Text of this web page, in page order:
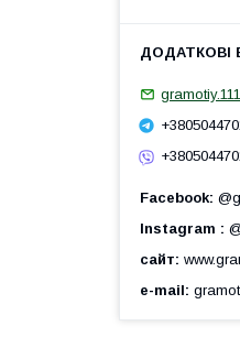
Facebook
Instagram
сайт
e-mail